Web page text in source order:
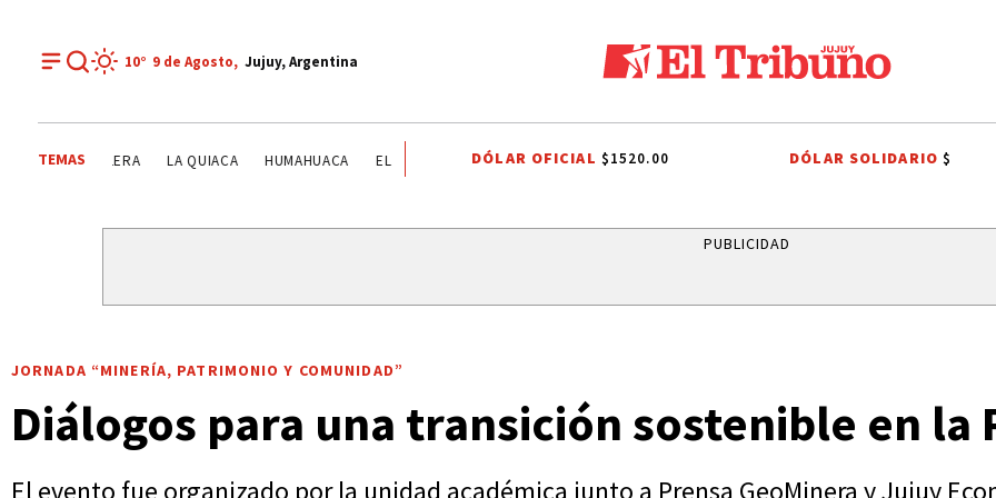
10° 9 de Agosto, Jujuy, Argentina
TEMASCENTRO INTEGRADOR COMUNITARIO DE HUACALERA LA QUIACA HUMAHUACA EL TIEMPO EN JUJUY RUTAS DE JUJUY
DÓLAR OFICIAL $1520.00 DÓLAR SOLIDARIO$
PUBLICIDAD
JORNADA “MINERÍA, PATRIMONIO Y COMUNIDAD”
Diálogos para una transición sostenible en la
El evento fue organizado por la unidad académica junto a Prensa GeoMinera y Jujuy